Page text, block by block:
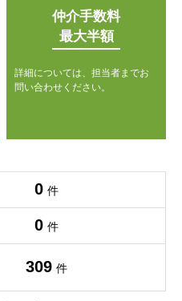
仲介手数料
最大半額
詳細については、担当者までお
問い合わせください。
0 件
0 件
309 件